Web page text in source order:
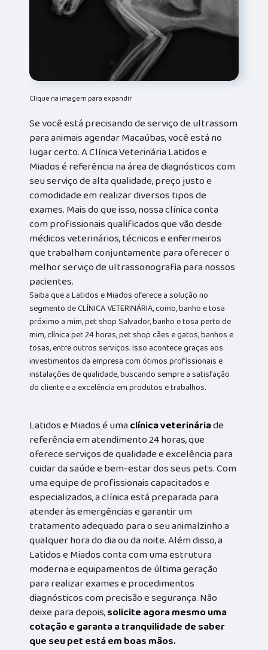
Clique na imagem para expandir
Se você está precisando de serviço de ultrassom
para animais agendar Macaúbas, você está no
lugar certo. A Clínica Veterinária Latidos e
Miados é referência na área de diagnósticos com
seu serviço de alta qualidade, preço justo e
comodidade em realizar diversos tipos de
exames. Mais do que isso, nossa clínica conta
com profissionais qualificados que vão desde
médicos veterinários, técnicos e enfermeiros
que trabalham conjuntamente para oferecer o
melhor serviço de ultrassonografia para nossos
pacientes.
Saiba que a Latidos e Miados oferece a solução no
segmento de CLÍNICA VETERINÁRIA, como, banho e tosa
próximo a mim, pet shop Salvador, banho e tosa perto de
mim, clínica pet 24 horas, pet shop cães e gatos, banhos e
tosas, entre outros serviços. Isso acontece graças aos
investimentos da empresa com ótimos profissionais e
instalações de qualidade, buscando sempre a satisfação
do cliente e a excelência em produtos e trabalhos.
Latidos e Miados é umaclínica veterináriade
referência em atendimento 24 horas, que
oferece serviços de qualidade e excelência para
cuidar da saúde e bem-estar dos seus pets. Com
uma equipe de profissionais capacitados e
especializados, a clínica está preparada para
atender às emergências e garantir um
tratamento adequado para o seu animalzinho a
qualquer hora do dia ou da noite. Além disso, a
Latidos e Miados conta com uma estrutura
moderna e equipamentos de última geração
para realizar exames e procedimentos
diagnósticos com precisão e segurança. Não
deixe para depois,solicite agora mesmo uma
cotação e garanta a tranquilidade de saber
que seu pet está em boas mãos.